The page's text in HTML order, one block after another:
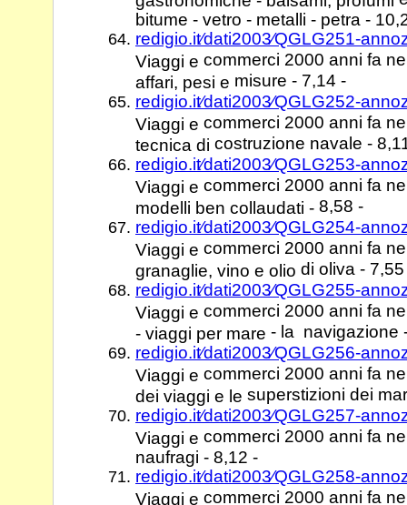
bitume - vetro - metalli - petra -
redigio.it⁄dati2003⁄QGLG251-
Viaggi e commerci 2000 anni fa
affari, pesi e misure - 7,14 -
redigio.it⁄dati2003⁄QGLG252-
Viaggi e commerci 2000 anni fa
tecnica di costruzione navale -
redigio.it⁄dati2003⁄QGLG253-
Viaggi e commerci 2000 anni fa
modelli ben collaudati - 8,58 -
redigio.it⁄dati2003⁄QGLG254-
Viaggi e commerci 2000 anni fa
granaglie, vino e olio di oliva -
redigio.it⁄dati2003⁄QGLG255-
Viaggi e commerci 2000 anni fa
- viaggi per mare - la navigazione
redigio.it⁄dati2003⁄QGLG256-
Viaggi e commerci 2000 anni fa
dei viaggi e le superstizioni dei
redigio.it⁄dati2003⁄QGLG257-
Viaggi e commerci 2000 anni fa
naufragi - 8,12 -
redigio.it⁄dati2003⁄QGLG258-
Viaggi e commerci 2000 anni fa